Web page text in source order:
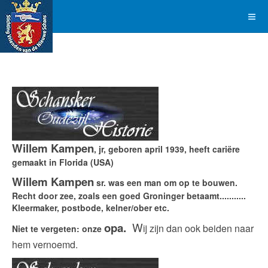
Willem Kampen, jr, geboren april 1939, heeft cariëre
gemaakt in Florida (USA)
Willem Kampen sr. was een man om op te bouwen.
Recht door zee, zoals een goed Groninger betaamt...........
Kleermaker, postbode, kelner/ober etc.
Niet te vergeten: onze opa. Wij zijn dan ook beiden naar
hem vernoemd.